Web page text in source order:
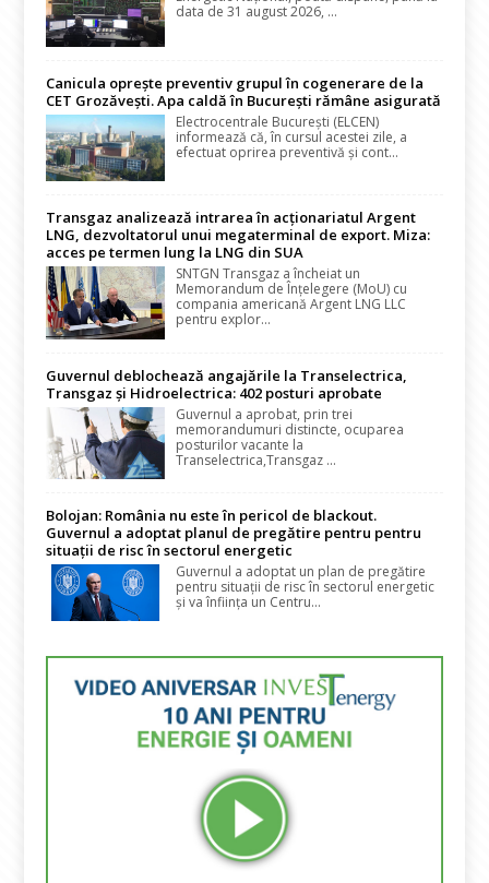
data de 31 august 2026, ...
Canicula oprește preventiv grupul în cogenerare de la
CET Grozăvești. Apa caldă în București rămâne asigurată
Electrocentrale București (ELCEN)
informează că, în cursul acestei zile, a
efectuat oprirea preventivă și cont...
Transgaz analizează intrarea în acționariatul Argent
LNG, dezvoltatorul unui megaterminal de export. Miza:
acces pe termen lung la LNG din SUA
SNTGN Transgaz a încheiat un
Memorandum de Înțelegere (MoU) cu
compania americană Argent LNG LLC
pentru explor...
Guvernul deblochează angajările la Transelectrica,
Transgaz și Hidroelectrica: 402 posturi aprobate
Guvernul a aprobat, prin trei
memorandumuri distincte, ocuparea
posturilor vacante la
Transelectrica,Transgaz ...
Bolojan: România nu este în pericol de blackout.
Guvernul a adoptat planul de pregătire pentru pentru
situații de risc în sectorul energetic
Guvernul a adoptat un plan de pregătire
pentru situații de risc în sectorul energetic
și va înființa un Centru...